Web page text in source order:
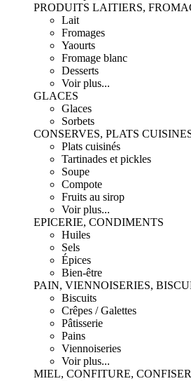
PRODUITS LAITIERS,
Lait
Fromages
Yaourts
Fromage blanc
Desserts
Voir plus...
GLACES
Glaces
Sorbets
CONSERVES, PLATS
Plats cuisinés
Tartinades et pickles
Soupe
Compote
Fruits au sirop
Voir plus...
EPICERIE, CONDIMENTS
Huiles
Sels
Épices
Bien-être
PAIN, VIENNOISERIES,
Biscuits
Crêpes / Galettes
Pâtisserie
Pains
Viennoiseries
Voir plus...
MIEL, CONFITURE,